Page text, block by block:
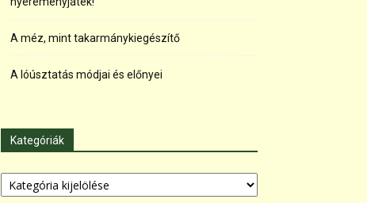
A méz, mint takarmánykiegészítő
A lóúsztatás módjai és előnyei
Kategóriák
Kategóriák